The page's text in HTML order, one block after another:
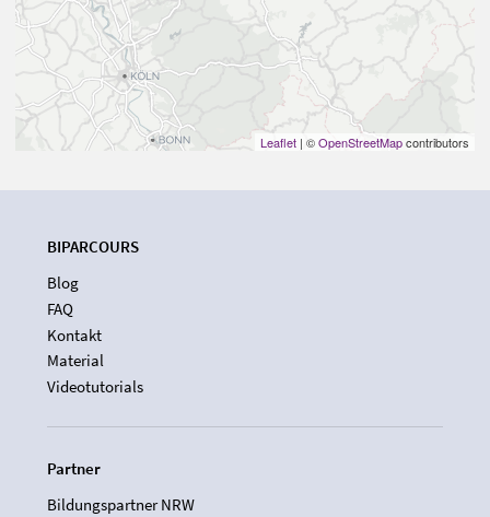
Leaflet | ©OpenStreetMapcontributors
BIPARCOURS
Blog
FAQ
Kontakt
Material
Videotutorials
Partner
Bildungspartner NRW